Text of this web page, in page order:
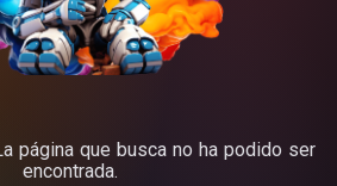
página que busca no ha podido ser
encontrada.